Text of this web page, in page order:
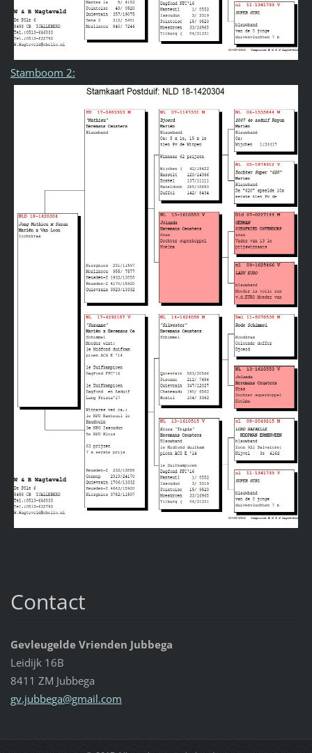
Stamboom 2:
Contact
Gevleugelde Vrienden Jubbega
Leidijk 16B
8411 ZM Jubbega
gv.jubbega@gmail.com